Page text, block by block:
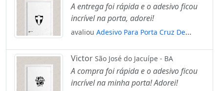
A entrega foi rápida e o adesivo ficou
incrível na porta, adorei!
avaliou Adesivo Para Porta Cruz De
Victor São José do Jacuípe - BA
A compra foi rápida e o adesivo ficou
incrível na minha porta! Adorei!